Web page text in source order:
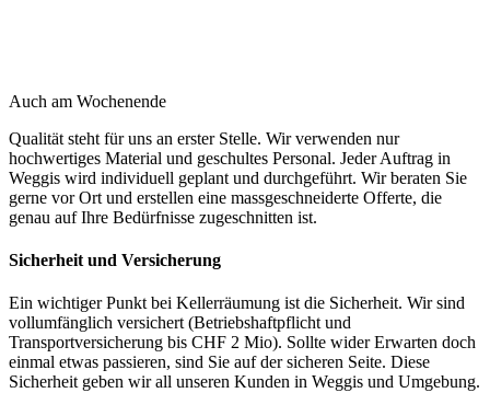
Auch am Wochenende
Qualität steht für uns an erster Stelle. Wir verwenden nur
hochwertiges Material und geschultes Personal. Jeder Auftrag in
Weggis wird individuell geplant und durchgeführt. Wir beraten Sie
gerne vor Ort und erstellen eine massgeschneiderte Offerte, die
genau auf Ihre Bedürfnisse zugeschnitten ist.
Sicherheit und Versicherung
Ein wichtiger Punkt bei Kellerräumung ist die Sicherheit. Wir sind
vollumfänglich versichert (Betriebshaftpflicht und
Transportversicherung bis CHF 2 Mio). Sollte wider Erwarten doch
einmal etwas passieren, sind Sie auf der sicheren Seite. Diese
Sicherheit geben wir all unseren Kunden in Weggis und Umgebung.